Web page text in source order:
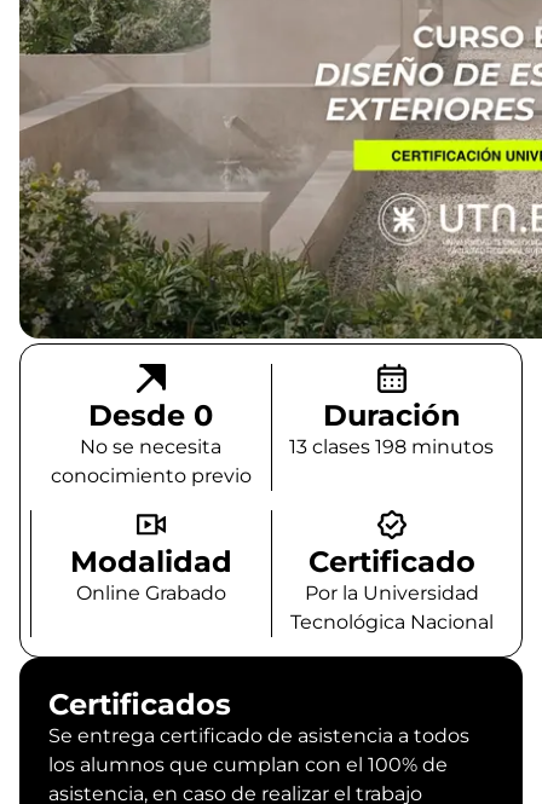
Desde 0
No se necesita
conocimiento previo
Duración
13 clases 198 minutos
Modalidad
Online Grabado
Certificado
Por la Universidad
Tecnológica Nacional
Certificados
Se entrega certificado de asistencia a todos
los alumnos que cumplan con el 100% de
asistencia, en caso de realizar el trabajo